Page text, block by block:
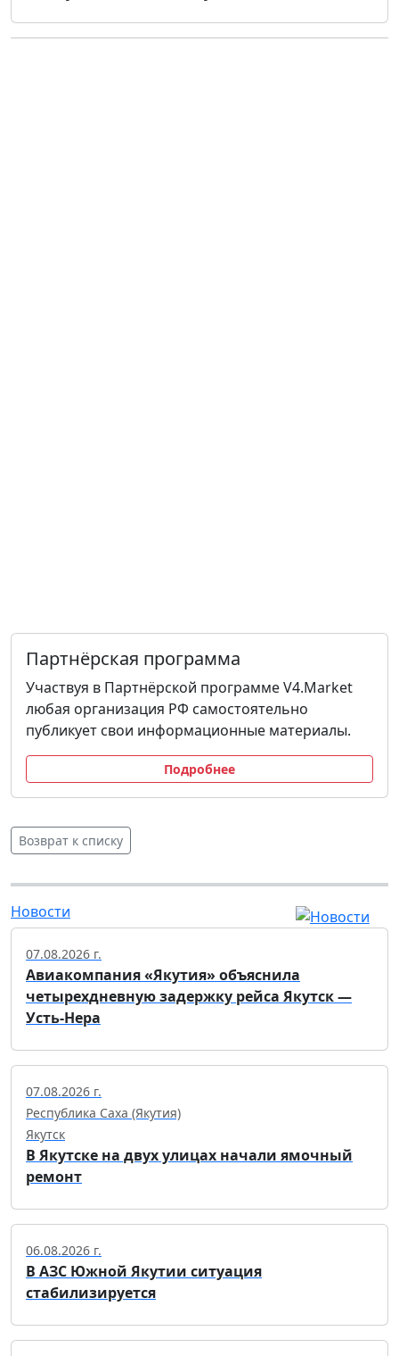
Партнёрская программа
Участвуя в Партнёрской программе V4.Market
любая организация РФ самостоятельно
публикует свои информационные материалы.
Подробнее
Возврат к списку
Новости
07.08.2026 г.
Авиакомпания «Якутия» объяснила
четырехдневную задержку рейса Якутск —
Усть-Нера
07.08.2026 г.
Республика Саха (Якутия)
Якутск
В Якутске на двух улицах начали ямочный
ремонт
06.08.2026 г.
В АЗС Южной Якутии ситуация
стабилизируется